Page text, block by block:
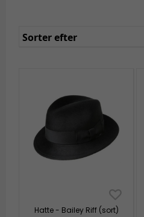
Sorter efter
Hatte - Bailey Riff (sort)